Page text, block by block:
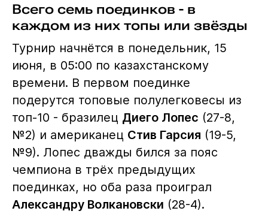
Всего семь поединков - в
каждом из них топы или звёзды
Турнир начнётся в понедельник, 15
июня, в 05:00 по казахстанскому
времени. В первом поединке
подерутся топовые полулегковесы из
топ-10 - бразилец Диего Лопес (27-8,
№2) и американец Стив Гарсия (19-5,
№9). Лопес дважды бился за пояс
чемпиона в трёх предыдущих
поединках, но оба раза проиграл
Александру Волкановски (28-4).